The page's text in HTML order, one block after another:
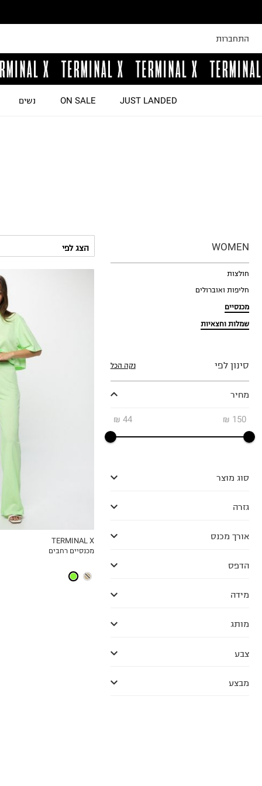
התחברות
JUST LANDED
ON SALE נשים
WOMEN
חולצות
חליפות ואוברולים
מכנסיים
שמלות וחצאיות
סינון לפי נקה הכל
מחיר
44
₪ 150
₪
סוג מוצר
גזרה
אורך מכנס
הדפס
מידה
מותג
צבע
מבצע
MY LIST
M
TERMINAL X
מכנסיים רחבים